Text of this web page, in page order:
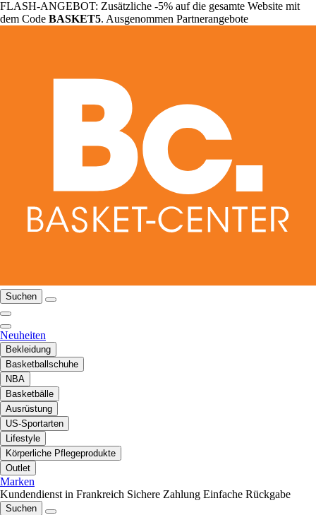
FLASH-ANGEBOT: Zusätzliche -5% auf die gesamte Website mit
dem Code BASKET5. Ausgenommen Partnerangebote
Suchen
Neuheiten
Bekleidung
Basketballschuhe
NBA
Basketbälle
Ausrüstung
US-Sportarten
Lifestyle
Körperliche Pflegeprodukte
Outlet
Marken
Kundendienst in Frankreich Sichere Zahlung Einfache Rückgabe
Suchen